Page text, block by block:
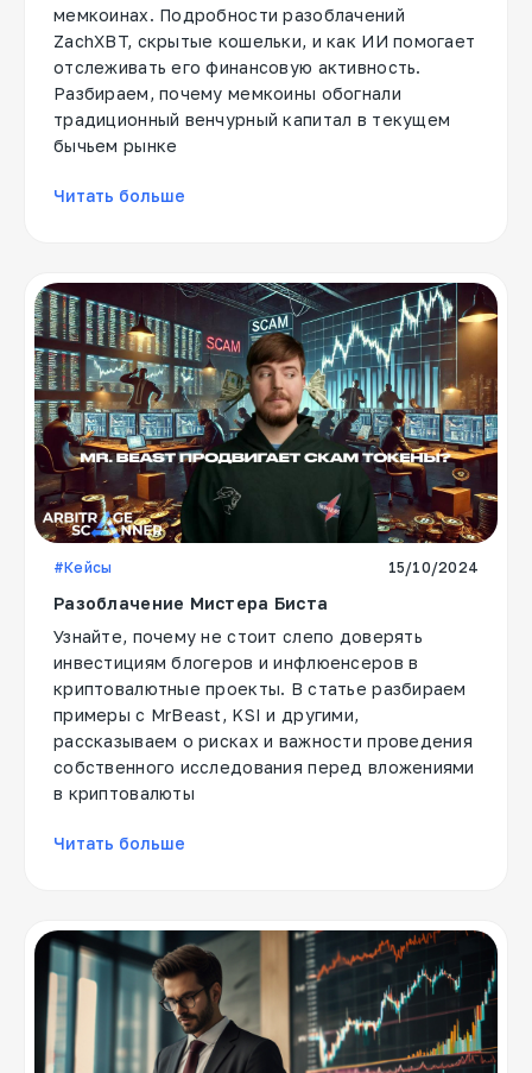
мемкоинах. Подробности разоблачений
ZachXBT, скрытые кошельки, и как ИИ помогает
отслеживать его финансовую активность.
Разбираем, почему мемкоины обогнали
традиционный венчурный капитал в текущем
бычьем рынке
Читать больше
#Кейсы 15/10/2024
Разоблачение Мистера Биста
Узнайте, почему не стоит слепо доверять
инвестициям блогеров и инфлюенсеров в
криптовалютные проекты. В статье разбираем
примеры с MrBeast, KSI и другими,
рассказываем о рисках и важности проведения
собственного исследования перед вложениями
в криптовалюты
Читать больше